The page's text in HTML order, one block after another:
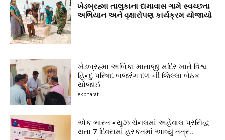
ખેડબ્રહ્મા તાલુકાના દામાવાસ ગામે સ્વચ્છતા
અભિયાન અને વૃક્ષારોપણ કાર્યક્રમ યોજાયો
ખેડબ્રહ્મા અંબિકા માતાજી મંદિર ખાતે વિશ્વ
હિન્દુ પરિષદ બજરંગ દળ ની જિલ્લા બેઠક
યોજાઈ
ekbharat
એક ભારત ન્યુઝ ચેનલમાં અહેવાલ પ્રસિદ્ધ
થતા 7 દિવસમાં હરકતમાં આવ્યું તંત્ર..